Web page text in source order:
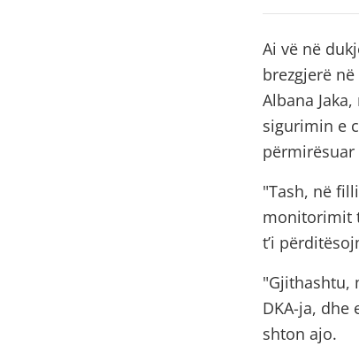
Ai vë në
brezgjerë
Albana
sigurimin e
"Tash, në
monitorimit
t’i
"Gjithashtu,
DKA-ja,
shton ajo.